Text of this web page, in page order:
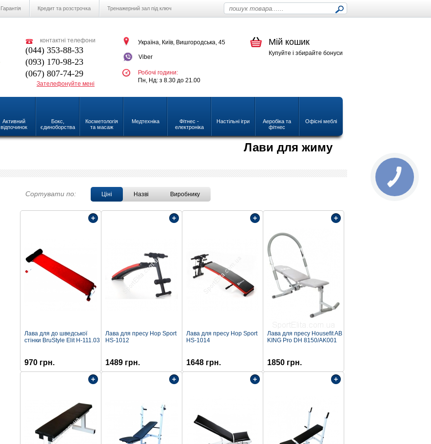
Гарантія Кредит та розстрочка Тренажерний зал під ключ
контактні телефони
(044) 353-88-33
(093) 170-98-23
(067) 807-74-29
Зателефонуйте мені
Україна, Київ, Вишгородська, 45
Viber
Робочі години:
Пн, Нд: з 8.30 до 21.00
Мій кошик
Купуйте і збирайте бонуси
Активний
відпочинок
Бокс,
єдиноборства
Косметологія
та масаж
Медтехніка
Фітнес -
електроніка
Настільні ігри
Аеробіка та
фітнес
Офісні меблі
Лави для жиму
Сортувати по: Ціні Назві Виробнику
Лава для до шведської
стінки BruStyle Elit H-111.03
970 грн.
Лава для пресу Hop Sport
HS-1012
1489 грн.
Лава для пресу Hop Sport
HS-1014
1648 грн.
Лава для пресу Housefit AB
KING Pro DH 8150/AK001
1850 грн.